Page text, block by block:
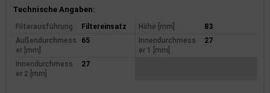
Produktinformationen
Technische Angaben:
Filterausführung Filtereinsatz Höhe [mm]
83
Außendurchmess
er [mm]
65
Innendurchmess
er 1 [mm]
27
Innendurchmess
er 2 [mm]
27